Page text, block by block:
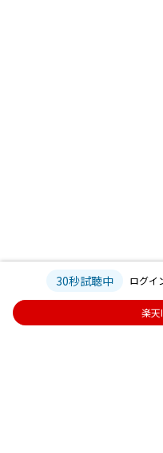
30秒試聴中 ログイ
楽天